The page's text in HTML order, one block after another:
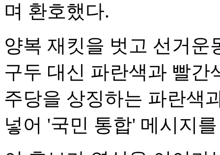
며 환호했다.
양복 재킷을 벗고 선거운
구두 대신 파란색과 빨간
주당을 상징하는 파란색
넣어 '국민 통합' 메시지